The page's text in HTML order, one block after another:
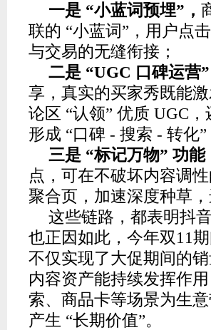
一是 “小蓝词预埋”，
联的 “小蓝词”，用户点
与交易的无缝衔接；
二是 “UGC 口碑运营”
享，真实的买家秀既能
论区 “认领” 优质 UGC
形成 “口碑 - 搜索 - 转化
三是 “标记万物” 功能
点，可在不破坏内容调
聚合页，加速深度种草
这些链路，都表明抖
也正因如此，今年双11
不仅实现了大促期间的
内容资产能持续发挥作
索、商品卡等场景为生
产生 “长期价值”。